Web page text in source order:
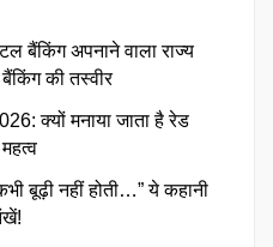
बैंकिंग अपनाने वाला राज्य
की तस्वीर
क्यों मनाया जाता है रेड
बूढ़ी नहीं होती…” ये कहानी